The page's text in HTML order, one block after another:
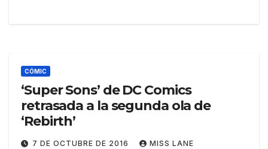
CÓMIC
‘Super Sons’ de DC Comics
retrasada a la segunda ola de
‘Rebirth’
7 DE OCTUBRE DE 2016 MISS LANE